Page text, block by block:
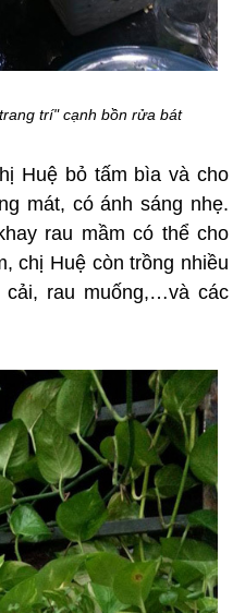
trí" cạnh bồn rửa bát
Huệ bỏ tấm bìa và cho
mát, có ánh sáng nhẹ.
rau mầm có thể cho
chị Huệ còn trồng nhiều
rau muống,…và các